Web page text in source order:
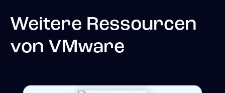
Weitere Ressourcen
von VMware